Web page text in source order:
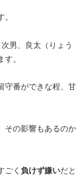
。
男、良太（りょう
。
守番ができな程、甘
その影響もあるのか
ごく 負けず嫌いだと